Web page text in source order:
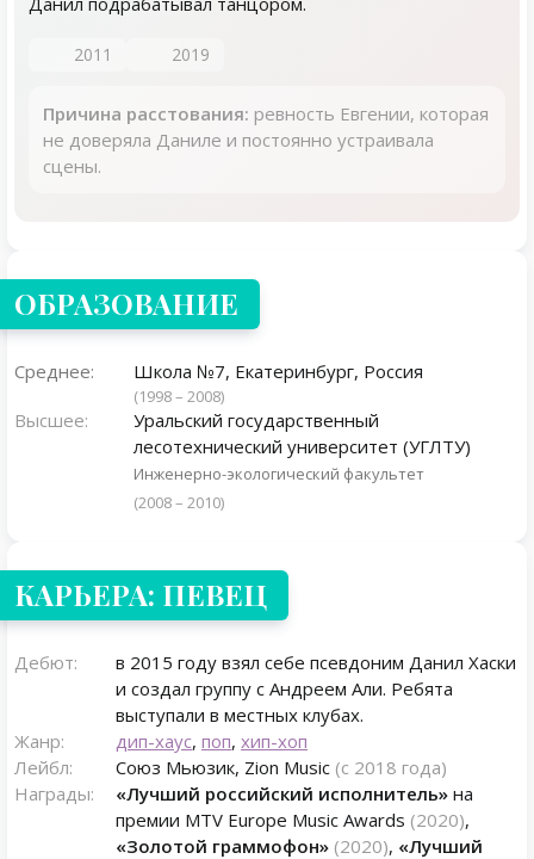
2011 2019
Причина расстования: ревность Евгении, которая
не доверяла Даниле и постоянно устраивала
сцены.
ОБРАЗОВАНИЕ
Среднее: Школа №7, Екатеринбург, Россия
(1998 – 2008)
Высшее:
Уральский государственный
лесотехнический университет (УГЛТУ)
Инженерно-экологический факультет
(2008 – 2010)
КАРЬЕРА: ПЕВЕЦ
Дебют:
в 2015 году взял себе псевдоним Данил Хаски
и создал группу с Андреем Али. Ребята
выступали в местных клубах.
Жанр:
дип-хаус, поп, хип-хоп
Лейбл:
Союз Мьюзик, Zion Music (с 2018 года)
Награды:
«Лучший российский исполнитель» на
премии MTV Europe Music Awards (2020),
«Золотой граммофон» (2020), «Лучший